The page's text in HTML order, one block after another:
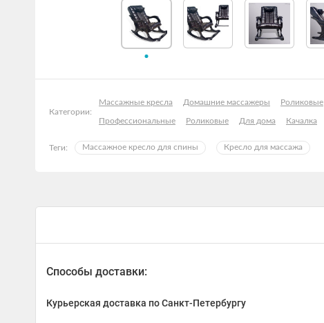
Категории:
Массажные кресла Домашние массажеры Роликовые
Профессиональные Роликовые Для дома Качалка
Теги: Массажное кресло для спины Кресло для массажа
Способы доставки:
Курьерская доставка по Санкт-Петербургу